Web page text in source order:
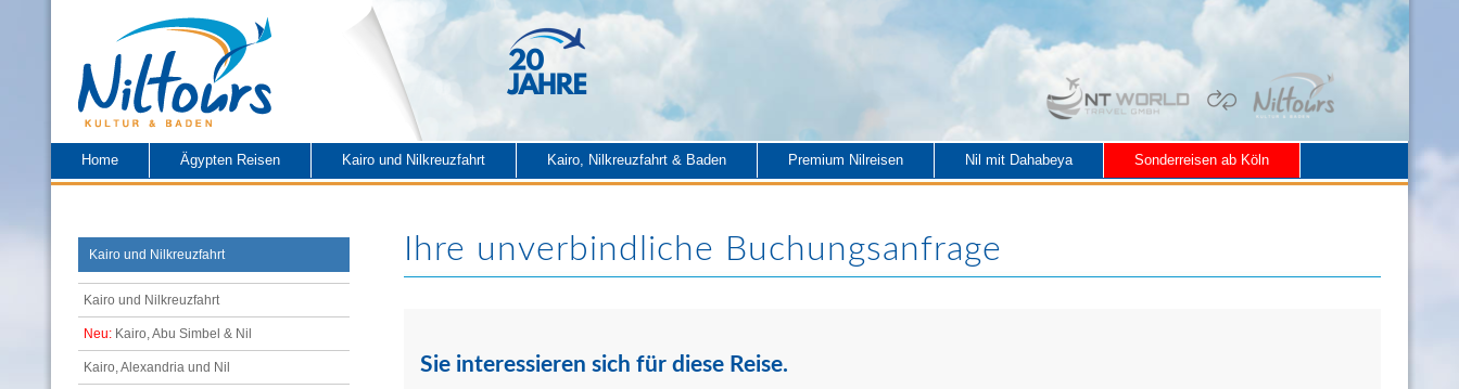
Home Ägypten Reisen Kairo und Nilkreuzfahrt Kairo, Nilkreuzfahrt & Baden Premium Nilreisen Nil mit Dahabeya Sonderreisen ab Köln
Kairo und Nilkreuzfahrt
Kairo und Nilkreuzfahrt
Neu: Kairo, Abu Simbel & Nil
Kairo, Alexandria und Nil
Ihre unverbindliche Buchungsanfrage
Sie interessieren sich für diese Reise.